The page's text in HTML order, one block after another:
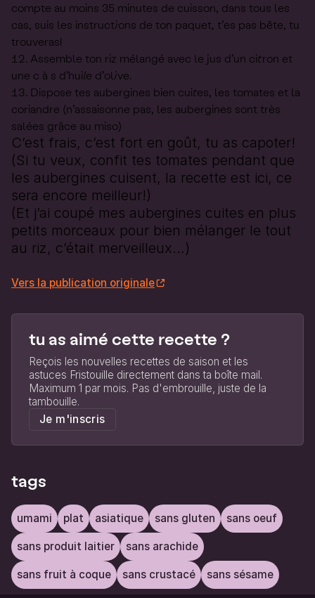
compte au moins 35 minutes de cuisson, dans tous les
cas, suis les instructions de ton paquet, t’es pas bête, tu
trouveras!
Assemble ton riz mélangé avec le jus d’un citron et
une c à s d’huile d’olive.
Dispose tes aubergines bien cuites, les tomates et la
coriandre (n’assaisonne pas, les aubergines sont très
salées grâce au miso)
C’est frais, c’est fort en goût, tu as capoter!
(Si tu veux, confit tes tomates pendant que
les aubergines cuisent, la recette est ici, ce
sera encore meilleur!)
(Et j’ai coupé mes aubergines cuites en plus
petits morceaux pour bien mélanger le tout
au riz, c’était merveilleux…)
Vers la publication originale
tu as aimé cette recette ?
Reçois les nouvelles recettes de saison et les
astuces Fristouille directement dans ta boîte mail.
Maximum 1 par mois. Pas d'embrouille, juste de la
tambouille.
Je m'inscris
tags
umami plat asiatique sans gluten sans oeuf
sans produit laitier sans arachide
sans fruit à coque sans crustacé sans sésame